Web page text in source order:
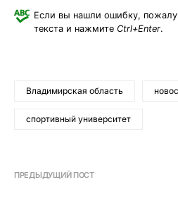
Если вы нашли ошибку,
текста и нажмите Ctrl+Enter.
Владимирская область
спортивный университет
ПРЕДЫДУЩИЙ ПОСТ